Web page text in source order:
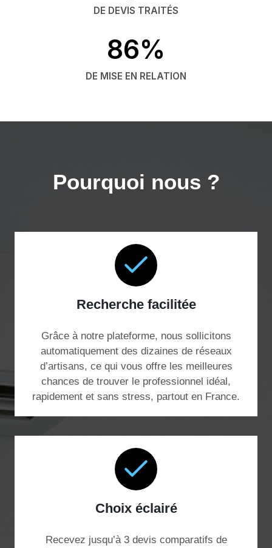
DE DEVIS TRAITÉS
86%
DE MISE EN RELATION
Pourquoi nous ?
Recherche facilitée
Grâce à notre plateforme, nous sollicitons
automatiquement des dizaines de réseaux
d’artisans, ce qui vous offre les meilleures
chances de trouver le professionnel idéal,
rapidement et sans stress, partout en France.
Choix éclairé
Recevez jusqu’à 3 devis comparatifs de